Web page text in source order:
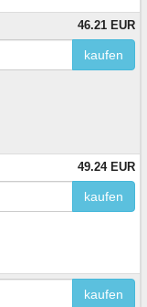
46.21 EUR
kaufen
49.24 EUR
kaufen
kaufen